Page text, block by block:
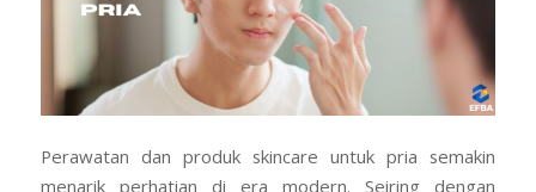
Perawatan dan produk skincare untuk pria semakin
menarik perhatian di era modern. Seiring dengan